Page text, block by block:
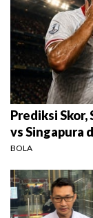
Prediksi Skor,
vs Singapura
BOLA